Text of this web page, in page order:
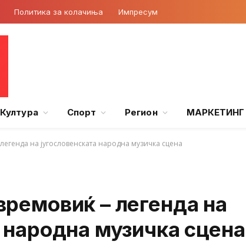
Политика за колачиња Импресум
Култура Спорт Регион МАРКЕТИНГ
на југословенската народна музичка сцена
– легенда на
народна музичка сцена